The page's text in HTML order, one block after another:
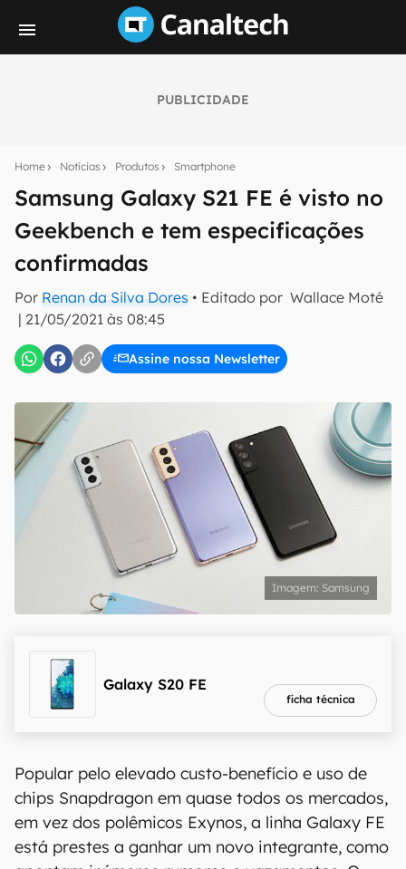
PUBLICIDADE
Home Notícias Produtos Smartphone
Samsung Galaxy S21 FE é visto no
Geekbench e tem especificações
confirmadas
Por Renan da Silva Dores • Editado por Wallace Moté
| 21/05/2021 às 08:45
Assine nossa Newsletter
notícias e reviews sobre tecnologia em primeira
E-mail
inscreva-se
Confirmo que li, aceito e concordo com os Termos de
Uso e Política de Privacidade do Canaltech.
Samsung
Galaxy S20 FE
ficha técnica
Popular pelo elevado custo-benefício e uso de
chips Snapdragon em quase todos os mercados,
em vez dos polêmicos Exynos, a linha Galaxy FE
está prestes a ganhar um novo integrante, como